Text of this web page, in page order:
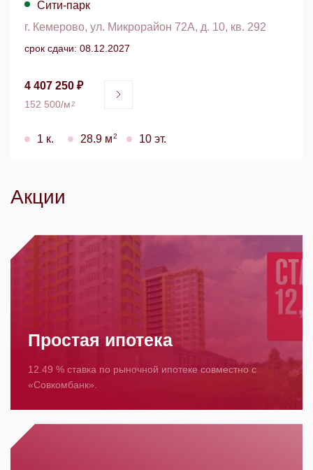
Сити-парк
г. Кемерово, ул. Микрорайон 72А, д. 10, кв. 292
срок сдачи: 08.12.2027
4 407 250 ₽
152 500/м2
1 к. 28.9 м2 10 эт.
Акции
Простая ипотека
12.49 % ставка по рыночной ипотеке совместно с
«Совкомбанк».